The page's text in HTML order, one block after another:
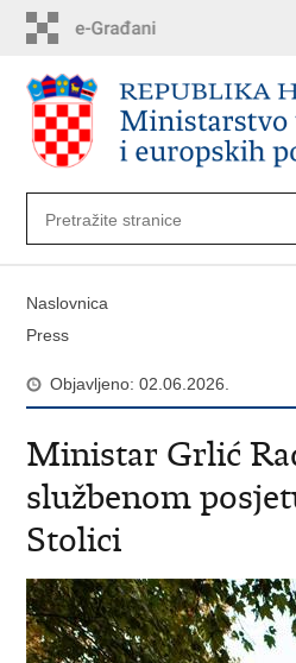
sadržaj
Naslovnica
Press
Objavljeno: 02.06.2026.
Ministar Grlić
službenom
Stolici